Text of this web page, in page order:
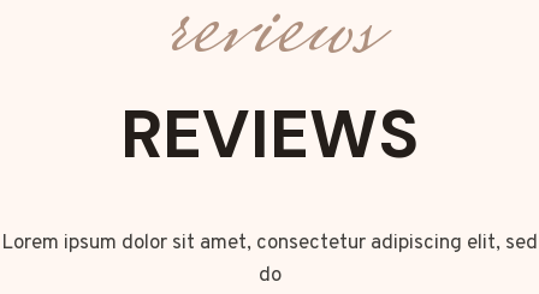
REVIEWS
Lorem ipsum dolor sit amet, consectetur adipiscing elit, sed
do